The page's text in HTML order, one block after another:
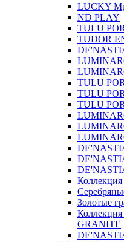
LUCKY
ND PLAY
TULU
TUDOR
TULU
TULU
TULU
Золотые
GRANITE